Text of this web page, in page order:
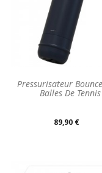
Pressurisateur
Balles De Tennis
Prix
89,90 €